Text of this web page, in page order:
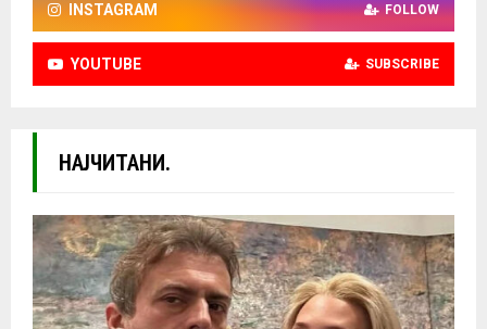
INSTAGRAM FOLLOW
YOUTUBE SUBSCRIBE
НАЈЧИТАНИ.